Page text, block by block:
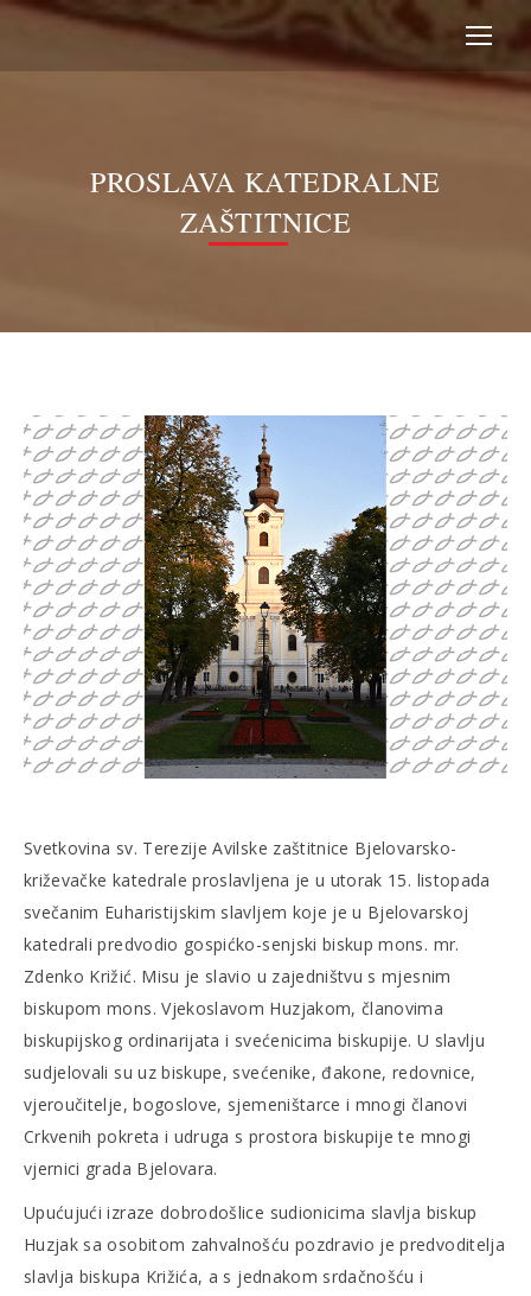
PROSLAVA KATEDRALNE
ZAŠTITNICE
Svetkovina sv. Terezije Avilske zaštitnice Bjelovarsko-
križevačke katedrale proslavljena je u utorak 15. listopada
svečanim Euharistijskim slavljem koje je u Bjelovarskoj
katedrali predvodio gospićko-senjski biskup mons. mr.
Zdenko Križić. Misu je slavio u zajedništvu s mjesnim
biskupom mons. Vjekoslavom Huzjakom, članovima
biskupijskog ordinarijata i svećenicima biskupije. U slavlju
sudjelovali su uz biskupe, svećenike, đakone, redovnice,
vjeroučitelje, bogoslove, sjemeništarce i mnogi članovi
Crkvenih pokreta i udruga s prostora biskupije te mnogi
vjernici grada Bjelovara.
Upućujući izraze dobrodošlice sudionicima slavlja biskup
Huzjak sa osobitom zahvalnošću pozdravio je predvoditelja
slavlja biskupa Križića, a s jednakom srdačnošću i